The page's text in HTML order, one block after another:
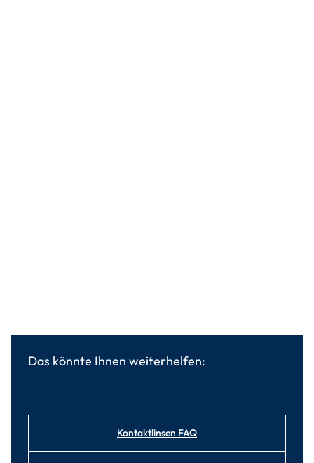
Das könnte Ihnen weiterhelfen:
Kontaktlinsen FAQ